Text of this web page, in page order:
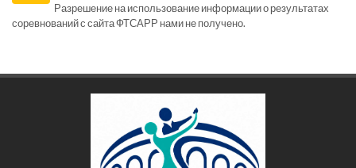
Разрешение на использование информации о результатах
соревнований с сайта ФТСАРР нами не получено.